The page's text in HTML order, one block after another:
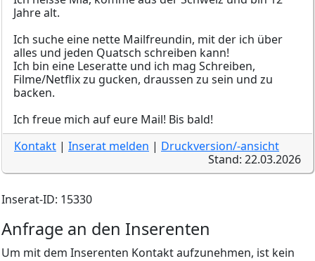
Jahre alt.
Ich suche eine nette Mailfreundin, mit der ich über
alles und jeden Quatsch schreiben kann!
Ich bin eine Leseratte und ich mag Schreiben,
Filme/Netflix zu gucken, draussen zu sein und zu
backen.
Ich freue mich auf eure Mail! Bis bald!
Kontakt | Inserat melden | Druckversion/-ansicht
Stand: 22.03.2026
Inserat-ID: 15330
Anfrage an den Inserenten
Um mit dem Inserenten Kontakt aufzunehmen, ist kein